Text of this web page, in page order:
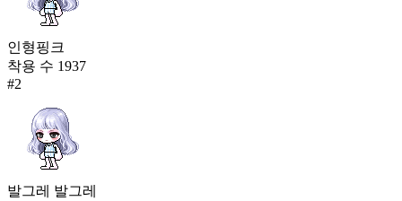
인형핑크
착용 수 1937
#2
발그레 발그레